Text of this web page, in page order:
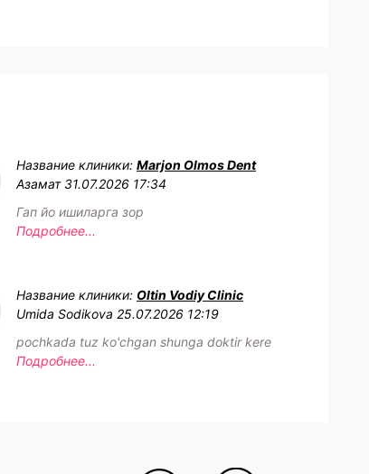
Название клиники: Marjon Olmos Dent
Азамат 31.07.2026 17:34
Гап йо ишиларга зор
Подробнее...
Название клиники: Oltin Vodiy Clinic
Umida Sodikova 25.07.2026 12:19
pochkada tuz ko'chgan shunga doktir kere
Подробнее...